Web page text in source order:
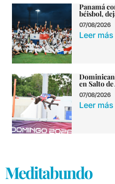
Panamá
béisbol,
07/08/2026
Leer más
en Salto
07/08/2026
Leer más
Meditabundo